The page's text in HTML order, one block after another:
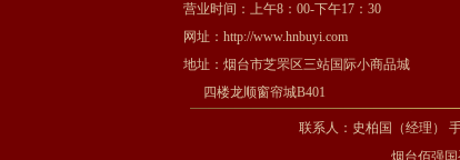
营业时间：上午8：00-下午17：30
网址： http://www.hnbuyi.com
地址：烟台市芝罘区三站国际小商品城
四楼龙顺窗帘城B401
联系人：史柏国（经理）
烟台佰强